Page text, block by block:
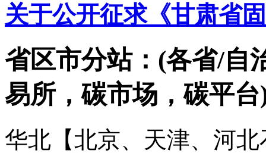
关于公开征求《甘肃省
省区市分站：(各省/自
易所，碳市场，碳平台
华北【北京、天津、河